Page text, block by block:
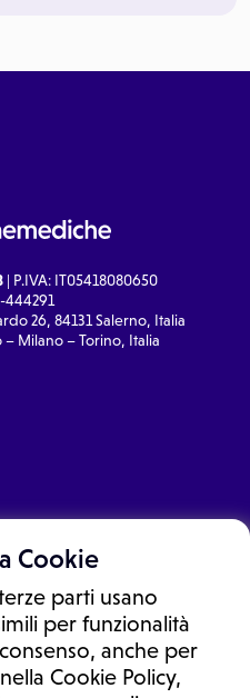
Cookie
parti usano
per funzionalità
anche per
Cookie Policy,
| P.IVA: IT05418080650
444291
26, 84131 Salerno, Italia
Milano – Torino, Italia
non sono un consulto medico.
sostituiscono un consulto, una